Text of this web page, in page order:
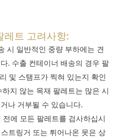
레트 고려사항:
시 일반적인 중량 부하에는 견
. 수출 컨테이너 배송의 경우 팔
및 스탬프가 찍혀 있는지 확인
지 않는 목재 팔레트는 많은 시
나 거부될 수 있습니다.
전에 모든 팔레트를 검사하십시
트링거 또는 튀어나온 못은 상